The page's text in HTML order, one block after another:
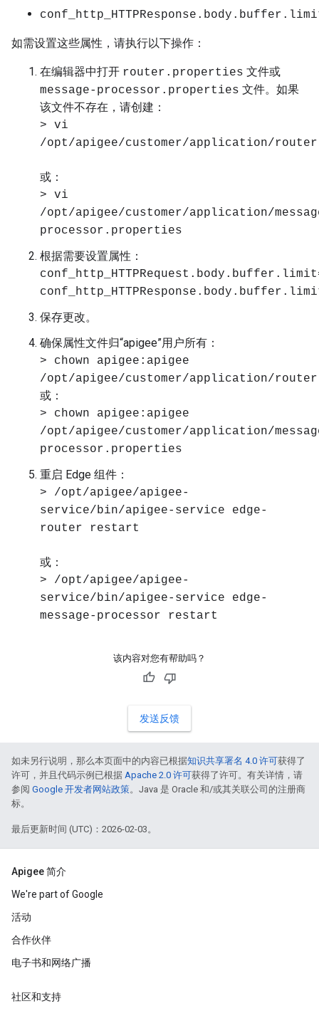
如需设置这些属性，请执行以下操作：
在编辑器中打开 router.properties 文件或
message-processor.properties 文件。如果
该文件不存在，请创建：
> vi
/opt/apigee/customer/application/
或：
> vi
/opt/apigee/customer/application/
processor.properties
根据需要设置属性：
保存更改。
确保属性文件归“apigee”用户所有：
> chown apigee:apigee
/opt/apigee/customer/application/
或：
> chown apigee:apigee
/opt/apigee/customer/application/
processor.properties
重启 Edge 组件：
> /opt/apigee/apigee-
service/bin/apigee-service edge-
router restart
或：
> /opt/apigee/apigee-
service/bin/apigee-service edge-
message-processor restart
该内容对您有帮助吗？
发送反馈
如未另行说明，那么本页面中的内容已根据知识共享署名 4.0 许可获得了
许可，并且代码示例已根据 Apache 2.0 许可获得了许可。有关详情，请
参阅 Google 开发者网站政策。Java 是 Oracle 和/或其关联公司的注册商
标。
最后更新时间 (UTC)：2026-02-03。
Apigee 简介
We're part of Google
活动
合作伙伴
电子书和网络广播
社区和支持